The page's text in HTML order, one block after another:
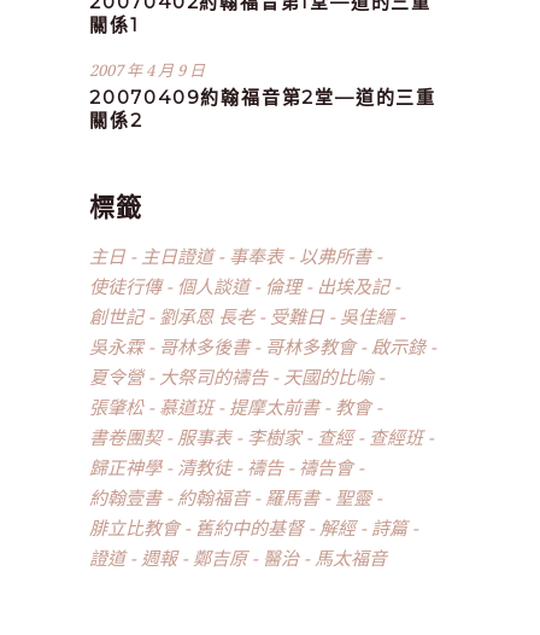
關係1
2007 年 4 月 9 日
20070409約翰福音第2堂—道的三重
關係2
標籤
主日 主日證道 事奉表
以弗所書
使徒行傳
個人談道 倫理
出埃及記
創世記
劉承恩 長老 受難日
吳佳縉
吳永霖
哥林多後書 哥林多教會
啟示錄
夏令營
大祭司的禱告
天國的比喻
張肇松
慕道班 提摩太前書
教會
書卷團契
服事表 李樹家 查經
查經班
歸正神學
清教徒 禱告
禱告會
約翰壹書
約翰福音 羅馬書
聖靈
腓立比教會
舊約中的基督 解經
詩篇
證道
週報 鄭吉原 醫治 馬太福音